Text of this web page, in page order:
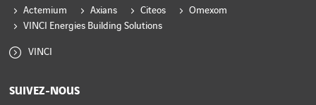
Actemium Axians Citeos
Omexom
VINCI Energies Building Solutions
VINCI
SUIVEZ-NOUS